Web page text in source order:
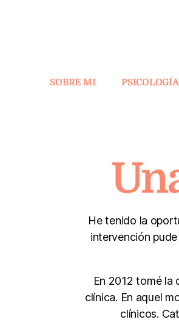
SOBRE MI PSICOLOGÍA
He tenido la
intervención
En 2012 tomé la
clínica. En aquel
clínicos.